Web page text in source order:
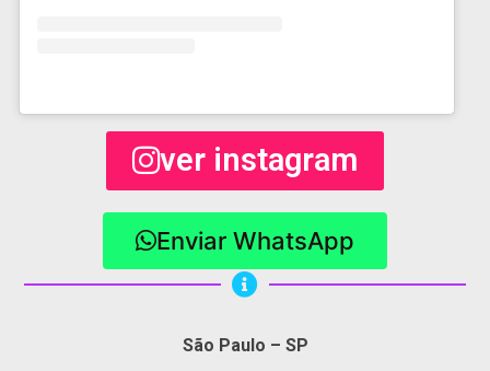
ver instagram
Enviar WhatsApp
São Paulo – SP